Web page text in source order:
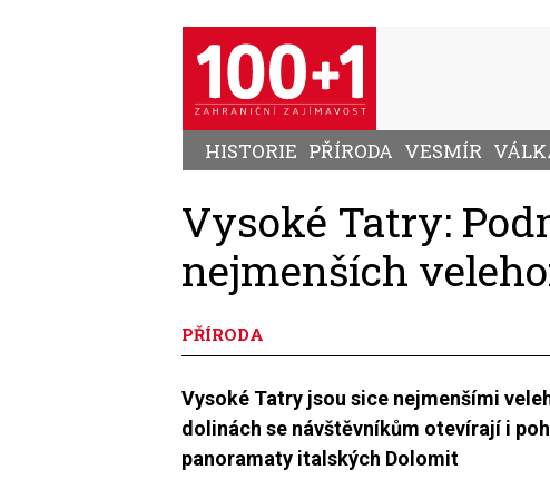
HISTORIE PŘÍRODA VESMÍR
Vysoké Tatry:
nejmenších
PŘÍRODA
Vysoké Tatry jsou sice nejmenšími
dolinách se návštěvníkům otevírají i
panoramaty italských Dolomit